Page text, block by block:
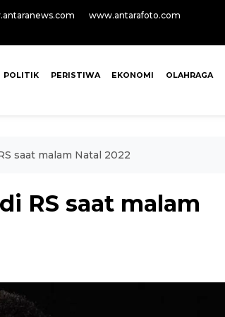
www.antarafoto.com
POLITIK PERISTIWA EKONOMI OLAHRAGA
saat malam Natal 2022
RS saat malam